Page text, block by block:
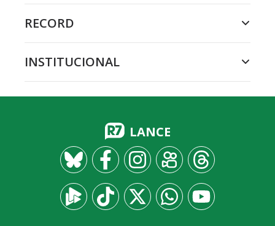
RECORD
INSTITUCIONAL
LANCE